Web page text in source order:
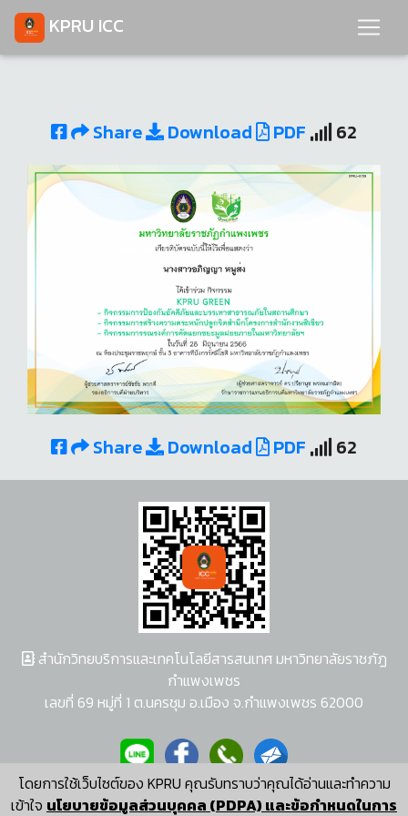
KPRU ICC
Share Download PDF 62
Share Download PDF 62
โดยการใช้เว็บไซต์ของ KPRU คุณรับทราบว่าคุณได้อ่านและทำความ
เข้าใจ นโยบายข้อมูลส่วนบุคคล (PDPA) และข้อกำหนดในการ
สำนักวิทยบริการและเทคโนโลยีสารสนเทศ มหาวิทยาลัยราชภัฏ
กำแพงเพชร
เลขที่ 69 หมู่ที่ 1 ต.นครชุม อ.เมือง จ.กำแพงเพชร 62000
ผู้พัฒนาระบบ อนุชา พวงผกา